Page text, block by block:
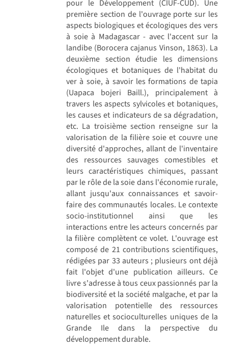
pour le Développement (CIUF-CUD). Une
première section de l'ouvrage porte sur les
aspects biologiques et écologiques des vers
à soie à Madagascar - avec l'accent sur la
landibe (Borocera cajanus Vinson, 1863). La
deuxième section étudie les dimensions
écologiques et botaniques de l'habitat du
ver à soie, à savoir les formations de tapia
(Uapaca bojeri Baill.), principalement à
travers les aspects sylvicoles et botaniques,
les causes et indicateurs de sa dégradation,
etc. La troisième section renseigne sur la
valorisation de la filière soie et couvre une
diversité d'approches, allant de l'inventaire
des ressources sauvages comestibles et
leurs caractéristiques chimiques, passant
par le rôle de la soie dans l'économie rurale,
allant jusqu'aux connaissances et savoir-
faire des communautés locales. Le contexte
socio-institutionnel ainsi que les
interactions entre les acteurs concernés par
la filière complètent ce volet. L'ouvrage est
composé de 21 contributions scientifiques,
rédigées par 33 auteurs ; plusieurs ont déjà
fait l'objet d'une publication ailleurs. Ce
livre s'adresse à tous ceux passionnés par la
biodiversité et la société malgache, et par la
valorisation potentielle des ressources
naturelles et socioculturelles uniques de la
Grande Ile dans la perspective du
développement durable.